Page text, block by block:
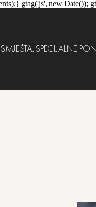
gtag('js', new Date());
SMJEŠTAJ SPECIJALNE